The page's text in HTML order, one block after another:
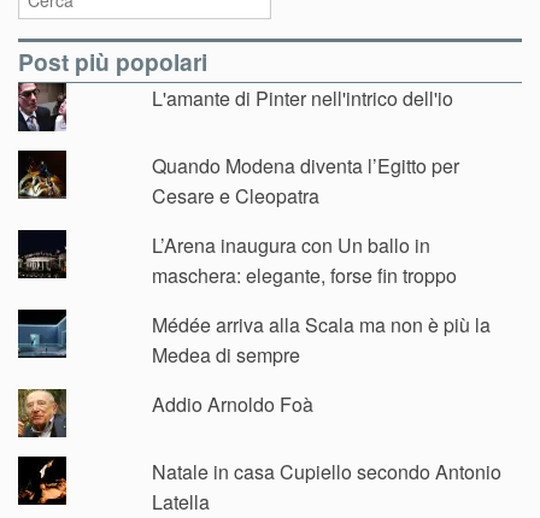
Post più popolari
L'amante di Pinter nell'intrico dell'io
Quando Modena diventa l’Egitto per
Cesare e Cleopatra
L’Arena inaugura con Un ballo in
maschera: elegante, forse fin troppo
Médée arriva alla Scala ma non è più la
Medea di sempre
Addio Arnoldo Foà
Natale in casa Cupiello secondo Antonio
Latella